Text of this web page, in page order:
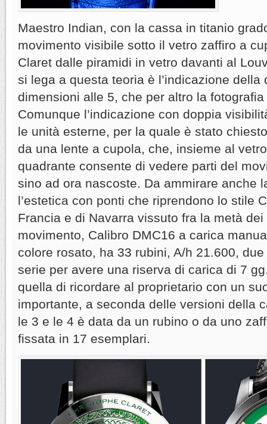
Maestro Indian, con la cassa in titanio
movimento visibile sotto il vetro zaffiro a
Claret dalle piramidi in vetro davanti al
si lega a questa teoria è l’indicazione della
dimensioni alle 5, che per altro la
Comunque l’indicazione con doppia
le unità esterne, per la quale è stato
da una lente a cupola, che, insieme al
quadrante consente di vedere parti del
sino ad ora nascoste. Da ammirare anche
l’estetica con ponti che riprendono lo stile
Francia e di Navarra vissuto fra la metà
movimento, Calibro DMC16 a carica
colore rosato, ha 33 rubini, A/h 21.600,
serie per avere una riserva di carica di 7
quella di ricordare al proprietario con un
importante, a seconda delle versioni della
le 3 e le 4 è data da un rubino o da uno
fissata in 17 esemplari.